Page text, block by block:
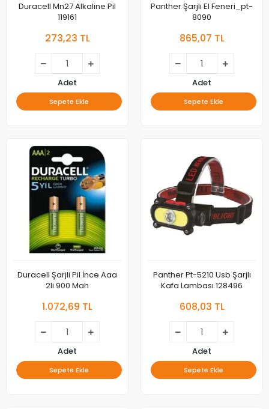
Duracell Mn27 Alkaline Pil
119161
273,23 TL
Adet
Sepete Ekle
Panther Şarjlı El Feneri_pt-
8090
865,07 TL
Adet
Sepete Ekle
Duracell Şarjli Pil İnce Aaa
2li 900 Mah
1.072,69 TL
Adet
Sepete Ekle
Panther Pt-5210 Usb Şarjlı
Kafa Lambası 128496
608,03 TL
Adet
Sepete Ekle